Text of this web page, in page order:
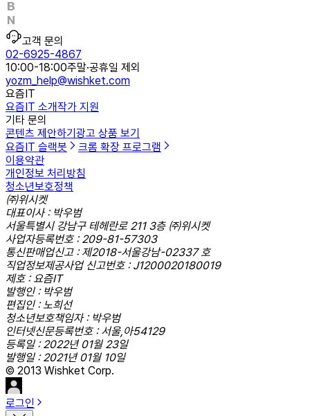
고객 문의
02-6925-4867
10:00-18:00주말·공휴일 제외
yozm_help@wishket.com
요즘IT
요즘IT 소개작가 지원
기타 문의
콘텐츠 제안하기 광고 상품 보기
요즘IT 슬랙봇
크롬 확장 프로그램
이용약관
개인정보 처리방침
청소년보호정책
㈜위시켓
대표이사 : 박우범
서울특별시 강남구 테헤란로 211 3층 ㈜위시켓
사업자등록번호 : 209-81-57303
통신판매업신고 : 제2018-서울강남-02337 호
직업정보제공사업 신고번호 : J1200020180019
제호 : 요즘IT
발행인 : 박우범
편집인 : 노희선
청소년보호책임자 : 박우범
인터넷신문등록번호 : 서울,아54129
등록일 : 2022년 01월 23일
발행일 : 2021년 01월 10일
© 2013 Wishket Corp.
로그인